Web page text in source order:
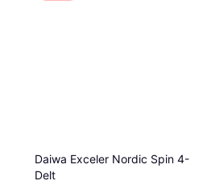
Daiwa Exceler Nordic Spin 4-
Delt